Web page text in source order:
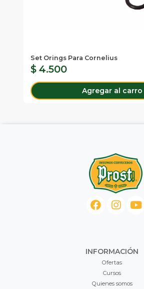
Set Orings Para Cornelius
$ 4.500
Agregar al carro
INFORMACIÓN
Ofertas
Cursos
Quienes somos